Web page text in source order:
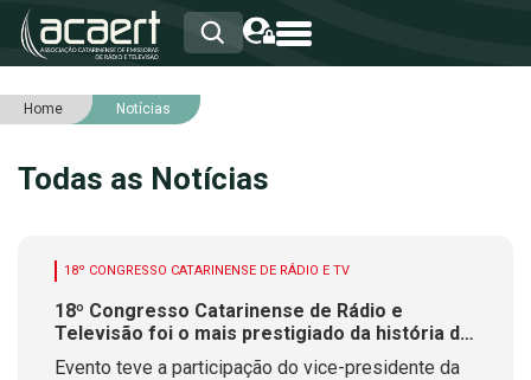
HOME
ASSOCIADOS
NOTÍCIAS
SERVIÇOS
INTEGRIDADE
Home Notícias
Todas as Notícias
18º CONGRESSO CATARINENSE DE RÁDIO E TV
18º Congresso Catarinense de Rádio e
Televisão foi o mais prestigiado da história da
entidade
Evento teve a participação do vice-presidente da